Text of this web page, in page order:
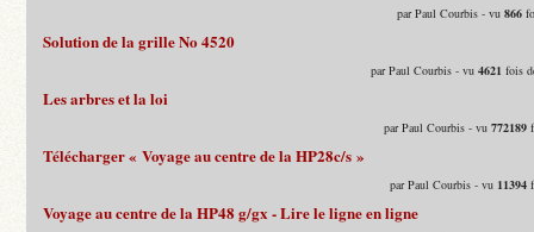
par Paul Courbis - vu866
Solution de la grille No 4520
par Paul Courbis - vu4621 fois
Les arbres et la loi
par Paul Courbis - vu772189
Télécharger « Voyage au centre de la HP28c/s »
par Paul Courbis - vu 11394
Voyage au centre de la HP48 g/gx - Lire le ligne en ligne